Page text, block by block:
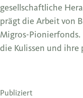
gesellschaftliche
prägt die Arbeit von
Migros-
die Kulissen und
Publiziert